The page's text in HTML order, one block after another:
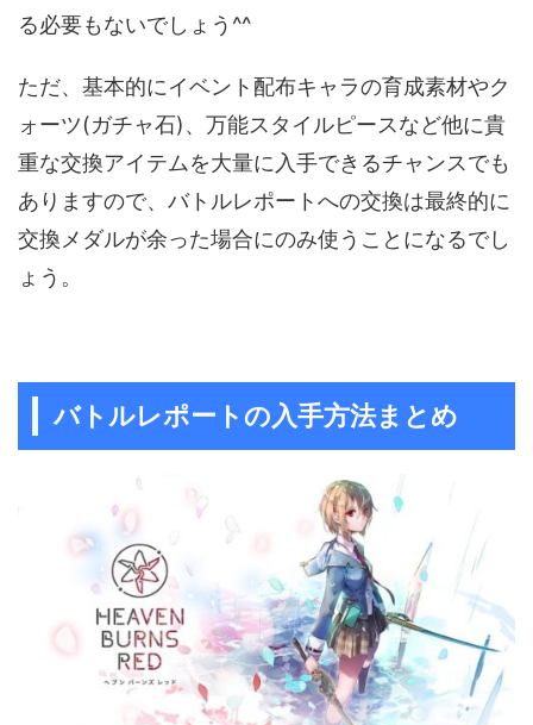
る必要もないでしょう^^
ただ、基本的にイベント配布キャラの育成素材やク
ォーツ(ガチャ石)、万能スタイルピースなど他に貴
重な交換アイテムを大量に入手できるチャンスでも
ありますので、バトルレポートへの交換は最終的に
交換メダルが余った場合にのみ使うことになるでし
ょう。
バトルレポートの入手方法まとめ